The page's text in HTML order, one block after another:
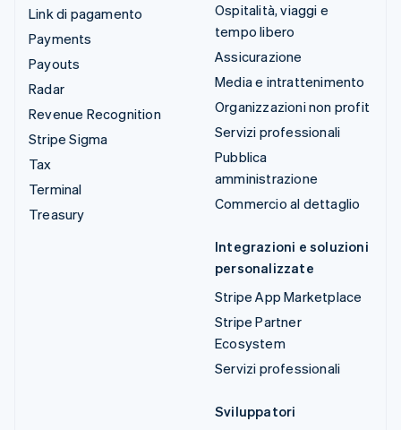
Link di pagamento
Payments
Payouts
Radar
Revenue Recognition
Stripe Sigma
Tax
Terminal
Treasury
Ospitalità, viaggi e
tempo libero
Assicurazione
Media e intrattenimento
Organizzazioni non profit
Servizi professionali
Pubblica
amministrazione
Commercio al dettaglio
Integrazioni e soluzioni
personalizzate
Stripe App Marketplace
Stripe Partner
Ecosystem
Servizi professionali
Sviluppatori